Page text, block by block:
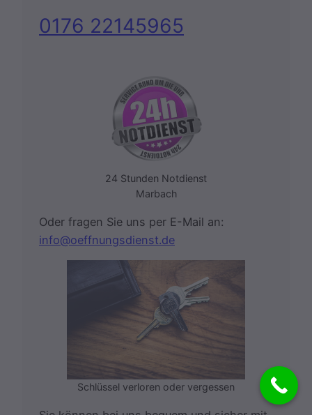
0176 22145965
24 Stunden Notdienst
Marbach
Oder fragen Sie uns per E-Mail an:
info@oeffnungsdienst.de
Schlüssel verloren oder vergessen